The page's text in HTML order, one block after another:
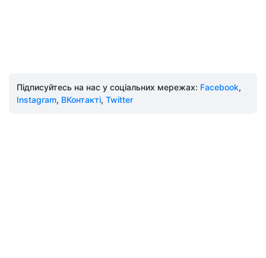
Підписуйтесь на нас у соціальних мережах: Facebook,
Instagram, ВКонтакті, Twitter